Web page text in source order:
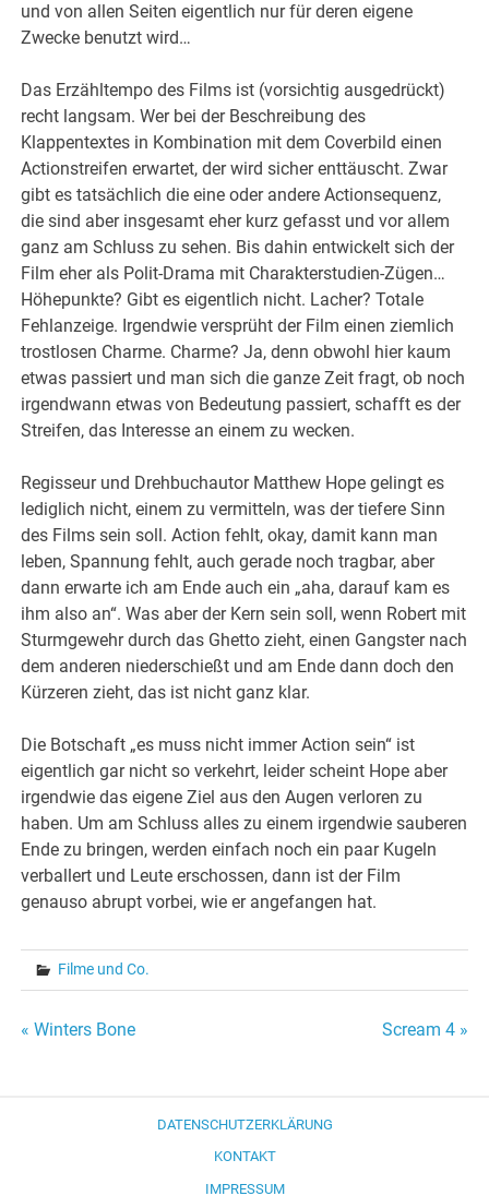
und von allen Seiten eigentlich nur für deren eigene
Zwecke benutzt wird…
Das Erzähltempo des Films ist (vorsichtig ausgedrückt)
recht langsam. Wer bei der Beschreibung des
Klappentextes in Kombination mit dem Coverbild einen
Actionstreifen erwartet, der wird sicher enttäuscht. Zwar
gibt es tatsächlich die eine oder andere Actionsequenz,
die sind aber insgesamt eher kurz gefasst und vor allem
ganz am Schluss zu sehen. Bis dahin entwickelt sich der
Film eher als Polit-Drama mit Charakterstudien-Zügen…
Höhepunkte? Gibt es eigentlich nicht. Lacher? Totale
Fehlanzeige. Irgendwie versprüht der Film einen ziemlich
trostlosen Charme. Charme? Ja, denn obwohl hier kaum
etwas passiert und man sich die ganze Zeit fragt, ob noch
irgendwann etwas von Bedeutung passiert, schafft es der
Streifen, das Interesse an einem zu wecken.
Regisseur und Drehbuchautor Matthew Hope gelingt es
lediglich nicht, einem zu vermitteln, was der tiefere Sinn
des Films sein soll. Action fehlt, okay, damit kann man
leben, Spannung fehlt, auch gerade noch tragbar, aber
dann erwarte ich am Ende auch ein „aha, darauf kam es
ihm also an“. Was aber der Kern sein soll, wenn Robert mit
Sturmgewehr durch das Ghetto zieht, einen Gangster nach
dem anderen niederschießt und am Ende dann doch den
Kürzeren zieht, das ist nicht ganz klar.
Die Botschaft „es muss nicht immer Action sein“ ist
eigentlich gar nicht so verkehrt, leider scheint Hope aber
irgendwie das eigene Ziel aus den Augen verloren zu
haben. Um am Schluss alles zu einem irgendwie sauberen
Ende zu bringen, werden einfach noch ein paar Kugeln
verballert und Leute erschossen, dann ist der Film
genauso abrupt vorbei, wie er angefangen hat.
Filme und Co.
Beitragsnavigation
« Winters Bone Scream 4 »
DATENSCHUTZERKLÄRUNG
KONTAKT
IMPRESSUM